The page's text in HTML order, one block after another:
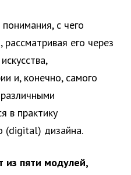
с чего
его через
и, конечно, самого
в практику
(digital) дизайна.
из пяти модулей,